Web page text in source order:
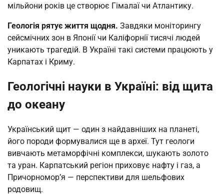
мільйони років це створює Гімалаї чи Атлантику.
Геологія рятує життя щодня. Завдяки моніторингу
сейсмічних зон в Японії чи Каліфорнії тисячі людей
уникають трагедій. В Україні такі системи працюють у
Карпатах і Криму.
Геологічні науки в Україні: від щита
до океану
Український щит — один з найдавніших на планеті,
його породи формувалися ще в археї. Тут геологи
вивчають метаморфічні комплекси, шукають золото
та уран. Карпатський регіон приховує нафту і газ, а
Причорномор’я — перспективи для шельфових
родовищ.